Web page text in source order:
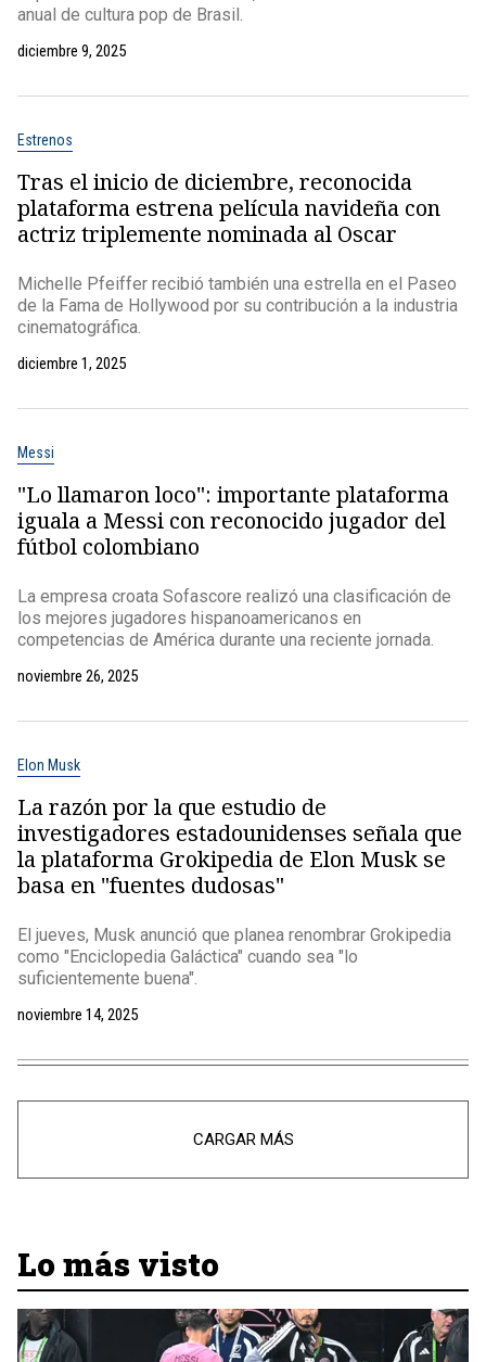
anual de cultura pop de Brasil.
diciembre 9, 2025
Estrenos
Tras el inicio de diciembre, reconocida
plataforma estrena película navideña con
actriz triplemente nominada al Oscar
Michelle Pfeiffer recibió también una estrella en el Paseo
de la Fama de Hollywood por su contribución a la industria
cinematográfica.
diciembre 1, 2025
Messi
"Lo llamaron loco": importante plataforma
iguala a Messi con reconocido jugador del
fútbol colombiano
La empresa croata Sofascore realizó una clasificación de
los mejores jugadores hispanoamericanos en
competencias de América durante una reciente jornada.
noviembre 26, 2025
Elon Musk
La razón por la que estudio de
investigadores estadounidenses señala que
la plataforma Grokipedia de Elon Musk se
basa en "fuentes dudosas"
El jueves, Musk anunció que planea renombrar Grokipedia
como "Enciclopedia Galáctica" cuando sea "lo
suficientemente buena".
noviembre 14, 2025
CARGAR MÁS
Lo más visto